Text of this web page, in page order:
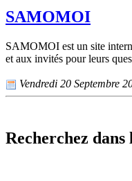
SAMOMOI
SAMOMOI est un site
et aux invités pour leurs
Vendredi 20 Septembre
Recherchez